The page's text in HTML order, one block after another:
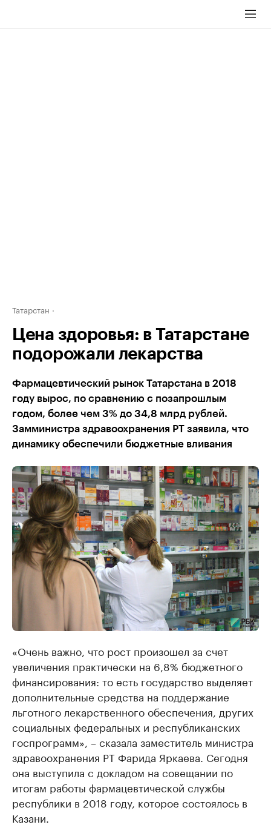
Татарстан
Цена здоровья: в Татарстане
подорожали лекарства
Фармацевтический рынок Татарстана в 2018
году вырос, по сравнению с позапрошлым
годом, более чем 3% до 34,8 млрд рублей.
Замминистра здравоохранения РТ заявила, что
динамику обеспечили бюджетные вливания
​«Очень важно, что рост произошел за счет
увеличения практически на 6,8% бюджетного
финансирования: то есть государство выделяет
дополнительные средства на поддержание
льготного лекарственного обеспечения, других
социальных федеральных и республиканских
госпрограмм», – сказала заместитель министра
здравоохранения РТ Фарида Яркаева. Сегодня
она выступила с докладом на совещании по
итогам работы фармацевтической службы
республики в 2018 году, которое состоялось в
Казани.